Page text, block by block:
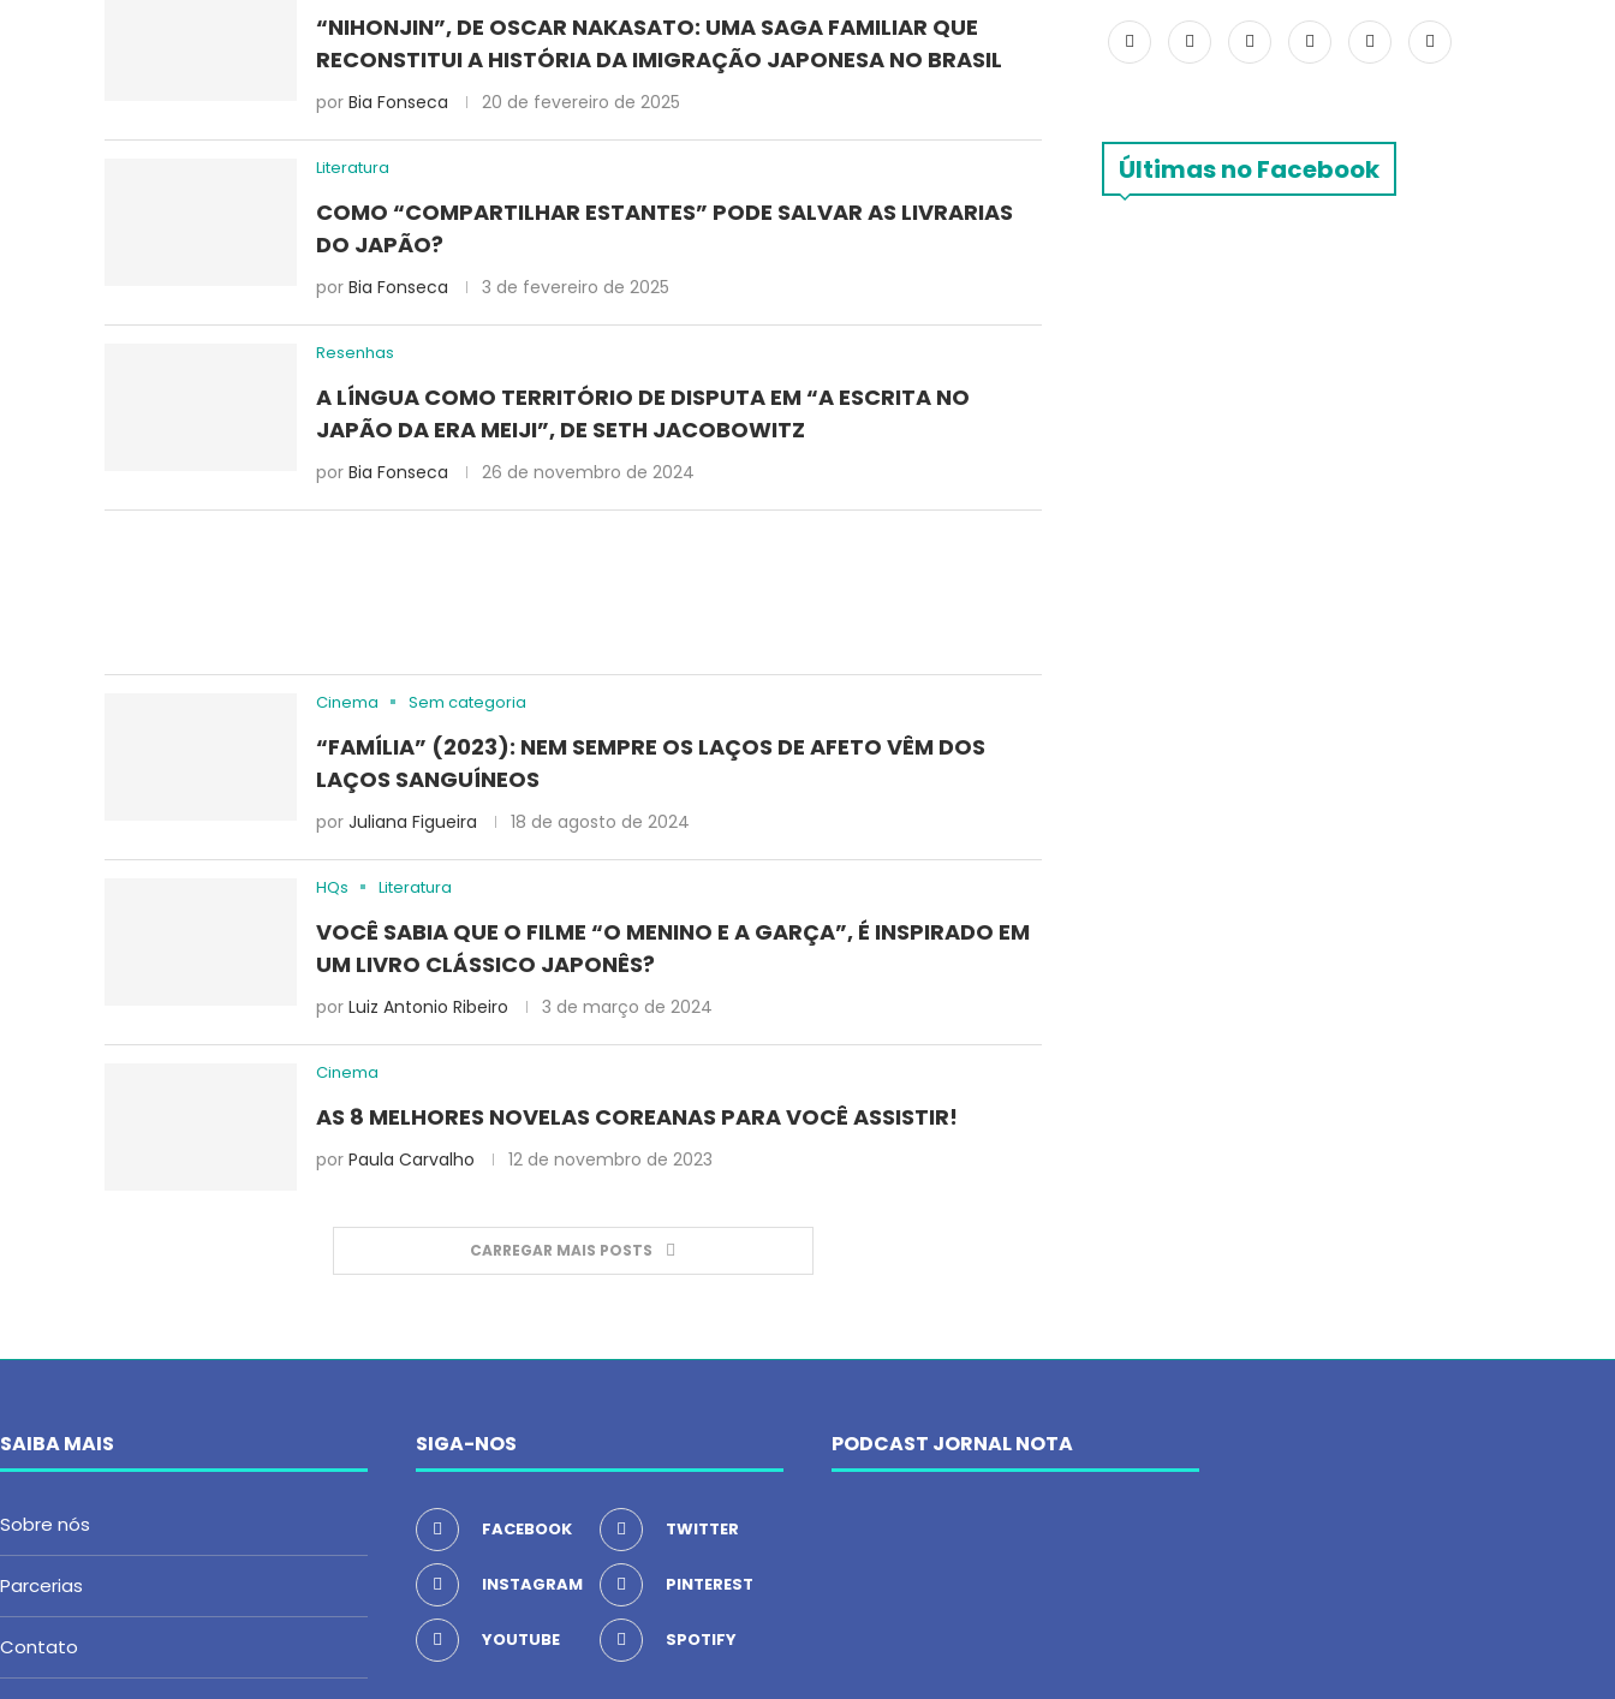
“NIHONJIN”, DE OSCAR NAKASATO: UMA SAGA FAMILIAR QUE
RECONSTITUI A HISTÓRIA DA IMIGRAÇÃO JAPONESA NO BRASIL
por Bia Fonseca 20 de fevereiro de 2025
Literatura
COMO “COMPARTILHAR ESTANTES” PODE SALVAR AS LIVRARIAS
DO JAPÃO?
por Bia Fonseca 3 de fevereiro de 2025
Resenhas
A LÍNGUA COMO TERRITÓRIO DE DISPUTA EM “A ESCRITA NO
JAPÃO DA ERA MEIJI”, DE SETH JACOBOWITZ
por Bia Fonseca 26 de novembro de 2024
Cinema Sem categoria
“FAMÍLIA” (2023): NEM SEMPRE OS LAÇOS DE AFETO VÊM DOS
LAÇOS SANGUÍNEOS
por Juliana Figueira 18 de agosto de 2024
HQs Literatura
VOCÊ SABIA QUE O FILME “O MENINO E A GARÇA”, É INSPIRADO EM
UM LIVRO CLÁSSICO JAPONÊS?
por Luiz Antonio Ribeiro 3 de março de 2024
Cinema
AS 8 MELHORES NOVELAS COREANAS PARA VOCÊ ASSISTIR!
por Paula Carvalho 12 de novembro de 2023
CARREGAR MAIS POSTS
Últimas no Facebook
SAIBA MAIS
Sobre nós
Parcerias
Contato
SIGA-NOS
FACEBOOK TWITTER
INSTAGRAM PINTEREST
YOUTUBE SPOTIFY
PODCAST JORNAL NOTA